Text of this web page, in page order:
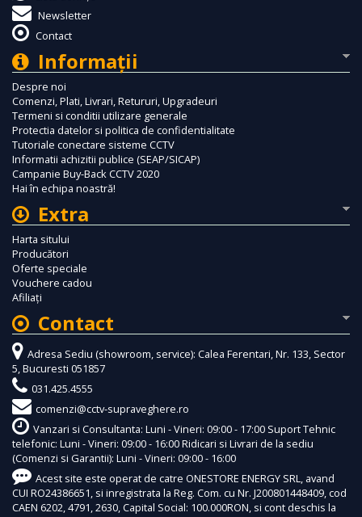
Newsletter
Contact
Informaţii
Despre noi
Comenzi, Plati, Livrari, Retururi, Upgradeuri
Termeni si conditii utilizare generale
Protectia datelor si politica de confidentialitate
Tutoriale conectare sisteme CCTV
Informatii achizitii publice (SEAP/SICAP)
Campanie Buy-Back CCTV 2020
Hai în echipa noastră!
Extra
Harta sitului
Producători
Oferte speciale
Vouchere cadou
Afiliaţi
Contact
Adresa Sediu (showroom, service): Calea Ferentari, Nr. 133, Sector
5, Bucuresti 051857
031.425.4555
comenzi@cctv-supraveghere.ro
Vanzari si Consultanta: Luni - Vineri: 09:00 - 17:00 Suport Tehnic
telefonic: Luni - Vineri: 09:00 - 16:00 Ridicari si Livrari de la sediu
(Comenzi si Garantii): Luni - Vineri: 09:00 - 16:00
Acest site este operat de catre ONESTORE ENERGY SRL, avand
CUI RO24386651, si inregistrata la Reg. Com. cu Nr. J200801448409, cod
CAEN 6202, 4791, 2630, Capital Social: 100.000RON, si cont deschis la